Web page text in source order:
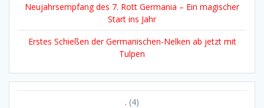
Neujahrsempfang des 7. Rott Germania – Ein magischer
Start ins Jahr
Erstes Schießen der Germanischen-Nelken ab jetzt mit
Tulpen
. (4)